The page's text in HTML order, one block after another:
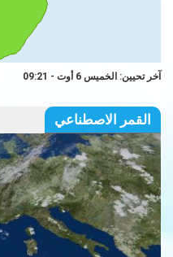
آخر تحيين: الخميس 6 أوت - 09:21
القمر الاصطناعي